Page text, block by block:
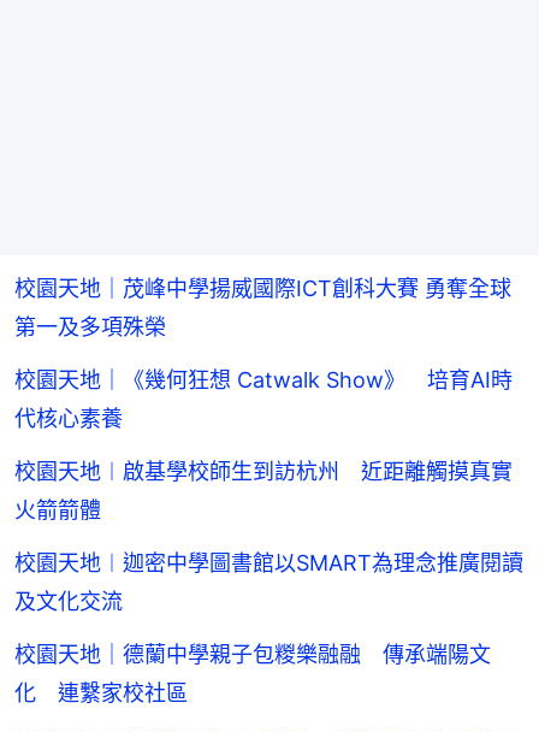
校園天地｜茂峰中學揚威國際ICT創科大賽 勇奪全球
第一及多項殊榮
校園天地｜《幾何狂想 Catwalk Show》 培育AI時
代核心素養
校園天地︱啟基學校師生到訪杭州 近距離觸摸真實
火箭箭體
校園天地︱迦密中學圖書館以SMART為理念推廣閱讀
及文化交流
校園天地｜德蘭中學親子包糉樂融融 傳承端陽文
化 連繫家校社區